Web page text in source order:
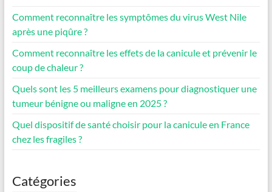
Comment reconnaître les symptômes du virus West Nile
après une piqûre ?
Comment reconnaître les effets de la canicule et prévenir le
coup de chaleur ?
Quels sont les 5 meilleurs examens pour diagnostiquer une
tumeur bénigne ou maligne en 2025 ?
Quel dispositif de santé choisir pour la canicule en France
chez les fragiles ?
Catégories